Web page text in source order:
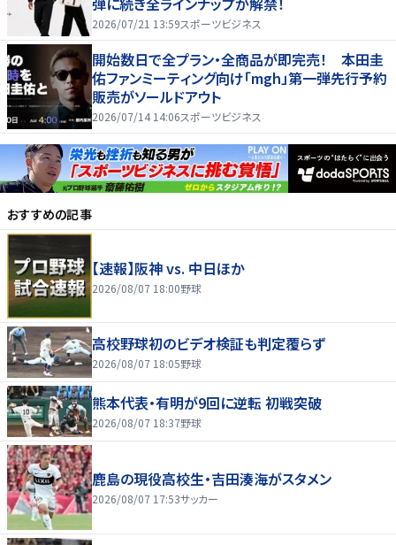
2026/07/21 13:59スポーツビジネス
開始数日で全プラン・全商品が即完売！ 本田圭
佑ファンミーティング向け「mgh」第一弾先行予約
販売がソールドアウト
2026/07/14 14:06スポーツビジネス
おすすめの記事
【速報】阪神 vs. 中日ほか
2026/08/07 18:00野球
高校野球初のビデオ検証も判定覆らず
2026/08/07 18:05野球
熊本代表・有明が9回に逆転 初戦突破
2026/08/07 18:37野球
鹿島の現役高校生・吉田湊海がスタメン
2026/08/07 17:53サッカー